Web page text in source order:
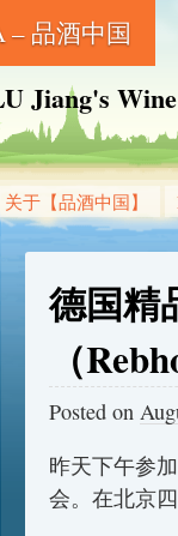
– 品酒中国
Jiang's
关于【品酒中国】
德国精
（
Posted on
昨天下午参
会。在北京